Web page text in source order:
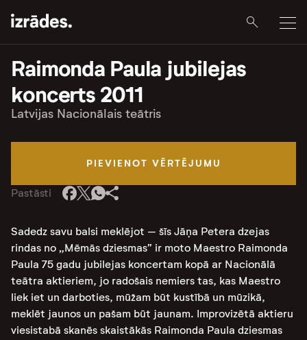
Raimonda Paula jubilejas
koncerts 2011
Latvijas Nacionālais teātris
PIEVIENOT VĒRTĒJUMU
Pastāsti
Sadedz savu balsi meklējot – šīs Jāņa Petera dzejas
rindas no „Mēmās dziesmas” ir moto Maestro Raimonda
Paula 75 gadu jubilejas koncertam kopā ar Nacionālā
teātra aktieriem, jo radošais nemiers tas, kas Maestro
liek iet un darboties, mūžam būt kustībā un mūzikā,
meklēt jaunos un pašam būt jaunam. Improvizētā aktieru
viesistabā skanēs skaistākās Raimonda Paula dziesmas